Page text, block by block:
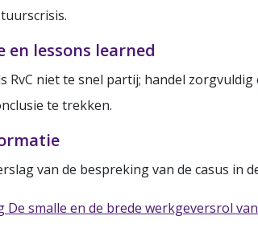
en lessons learned
RvC niet te snel partij; handel
te trekken.
van de bespreking van de casus in
De smalle en de brede werkgeversrol